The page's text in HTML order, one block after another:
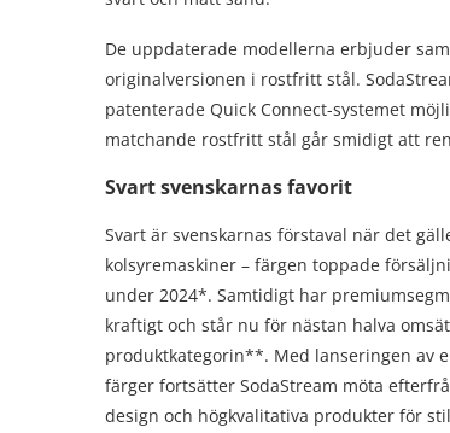
De uppdaterade modellerna erbjuder
originalversionen i rostfritt stål.
patenterade Quick Connect-systemet
matchande rostfritt stål går smidigt att
Svart svenskarnas favorit
Svart är svenskarnas förstaval när det
kolsyremaskiner – färgen toppade
under 2024*. Samtidigt har
kraftigt och står nu för nästan halva
produktkategorin**. Med lanseringen av
färger fortsätter SodaStream möta
design och högkvalitativa produkter för